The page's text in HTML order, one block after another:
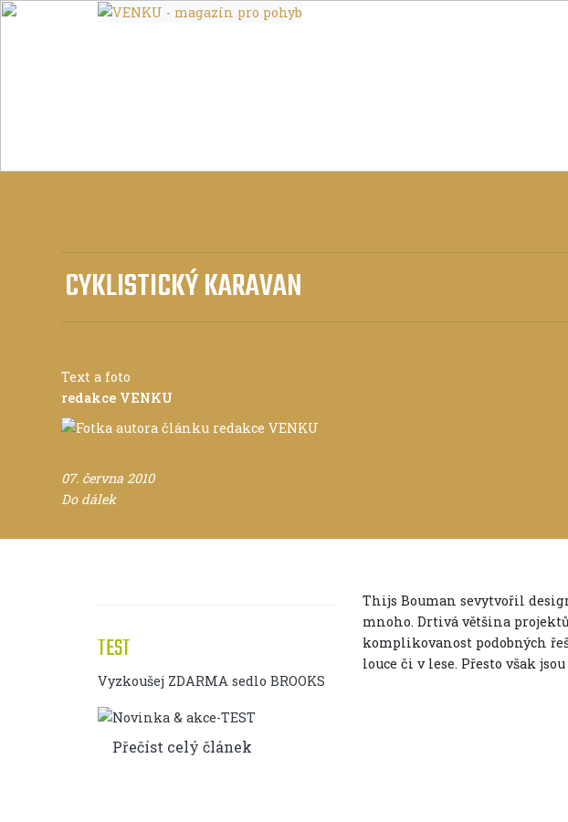
CYKLISTICKÝ KARAVAN
Text a foto
redakce VENKU
07. června 2010
Do dálek
TEST
Vyzkoušej ZDARMA sedlo BROOKS
Přečíst celý článek
Thijs Bouman sevytvořil
mnoho. Drtivá většina
komplikovanost podobných
louce či v lese. Přesto však